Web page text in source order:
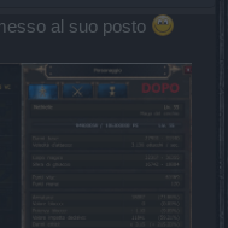
al suo posto